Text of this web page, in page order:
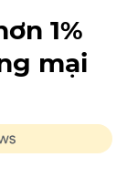
1%
mại